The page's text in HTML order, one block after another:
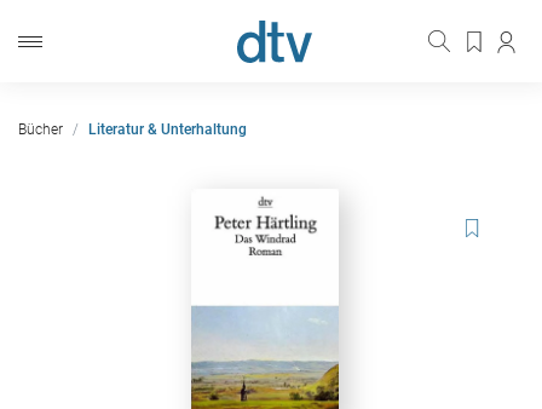
Bücher Literatur & Unterhaltung